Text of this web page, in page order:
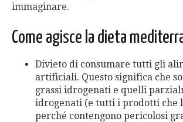
immaginare.
Come agisce la dieta
Divieto di consumare tutti gli
artificiali. Questo significa che
grassi idrogenati e quelli
idrogenati (e tutti i prodotti che
perché contengono pericolosi